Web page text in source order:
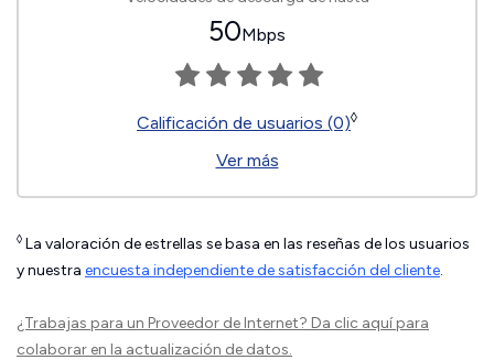
50Mbps
Calificación de usuarios (0)◊
Ver más
◊ La valoración de estrellas se basa en las reseñas de los usuarios
y nuestra encuesta independiente de satisfacción del cliente.
¿Trabajas para un Proveedor de Internet? Da clic aquípara
colaborar en la actualización de datos.